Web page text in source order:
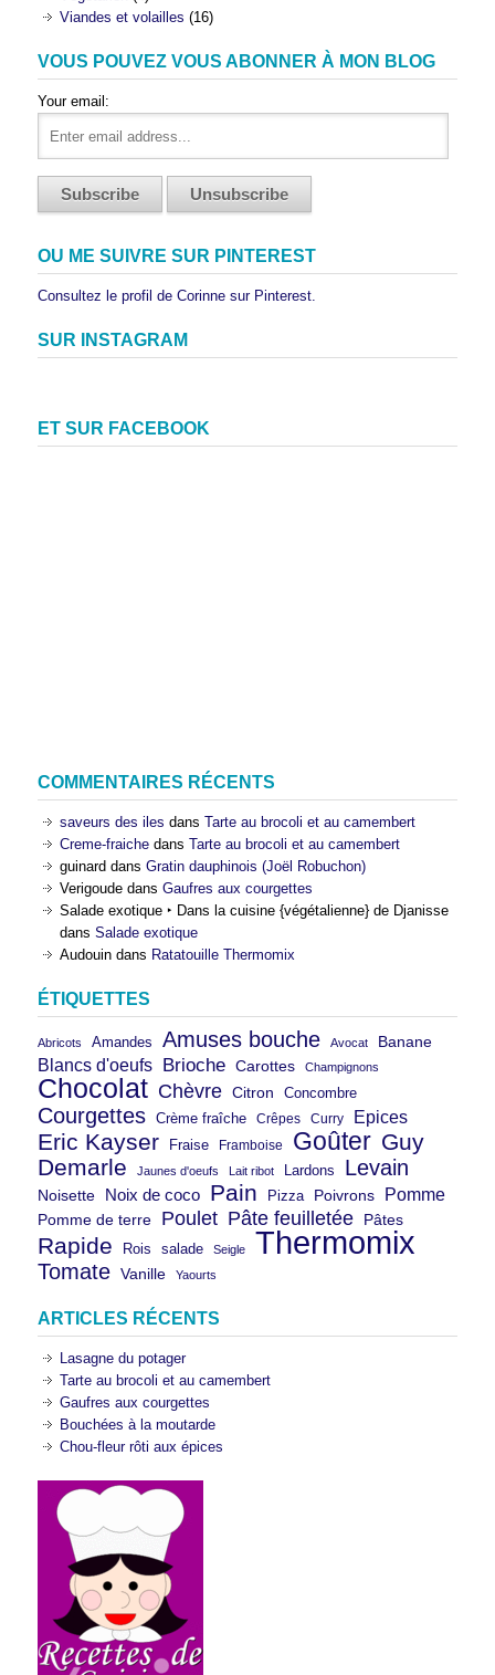
Viandes et volailles (16)
VOUS POUVEZ VOUS ABONNER À MON BLOG
Your email:
OU ME SUIVRE SUR PINTEREST
Consultez le profil de Corinne sur Pinterest.
SUR INSTAGRAM
ET SUR FACEBOOK
COMMENTAIRES RÉCENTS
saveurs des iles dans Tarte au brocoli et au camembert
Creme-fraiche dans Tarte au brocoli et au camembert
guinard dans Gratin dauphinois (Joël Robuchon)
Verigoude dans Gaufres aux courgettes
Salade exotique ‣ Dans la cuisine {végétalienne} de Djanisse
dans Salade exotique
Audouin dans Ratatouille Thermomix
ÉTIQUETTES
Abricots Amandes Amuses bouche Avocat Banane
Blancs d'oeufs Brioche Carottes Champignons
Chocolat Chèvre Citron Concombre
Courgettes Crème fraîche Crêpes Curry Epices
Eric Kayser Fraise Framboise Goûter Guy
Demarle
Jaunes d'oeufs Lait ribot Lardons Levain
Noisette Noix de coco Pain Pizza Poivrons Pomme
Pomme de terre Poulet Pâte feuilletée Pâtes
Rapide Rois salade Seigle Thermomix
Tomate Vanille Yaourts
ARTICLES RÉCENTS
Lasagne du potager
Tarte au brocoli et au camembert
Gaufres aux courgettes
Bouchées à la moutarde
Chou-fleur rôti aux épices